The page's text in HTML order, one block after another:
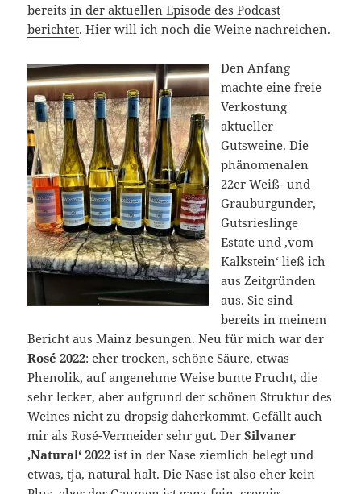
bereitsin der aktuellen Episode des Podcast
berichtet. Hier will ich noch die Weine nachreichen.
Den Anfang
machte eine freie
Verkostung
aktueller
Gutsweine. Die
phänomenalen
22er Weiß- und
Grauburgunder,
Gutsrieslinge
Estate und ‚vom
Kalkstein‘ ließ ich
aus Zeitgründen
aus. Sie sind
bereits in meinem
Bericht aus Mainz besungen. Neu für mich war der
Rosé 2022: eher trocken, schöne Säure, etwas
Phenolik, auf angenehme Weise bunte Frucht, die
sehr lecker, aber aufgrund der schönen Struktur des
Weines nicht zu dropsig daherkommt. Gefällt auch
mir als Rosé-Vermeider sehr gut. DerSilvaner
‚Natural‘ 2022 ist in der Nase ziemlich belegt und
etwas, tja, natural halt. Die Nase ist also eher kein